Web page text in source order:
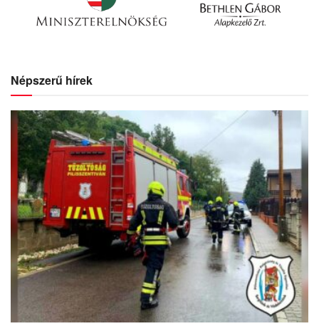
Népszerű hírek